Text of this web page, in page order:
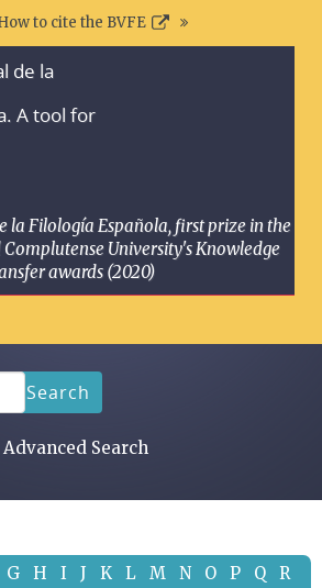
to cite the BVFE
de la
A tool for
la Filología Española, first prize in the
University's Knowledge
awards (2020)
Search
Advanced Search
G H I J K L M N O P Q
R